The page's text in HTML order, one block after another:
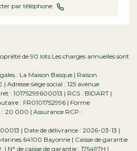
par téléphone
de 90 lots.Les charges annuelles sont
: La Maison Basque | Raison
Adresse siège social : 125 avenue
: 10175299600013 | RCS : BIDART |
: FR0101752996 | Forme
: 20 000 | Assurance RCP :
| Date de délivrance : 2026-03-13 |
64100 Bayonne | Caisse de garantie
N° de caisse de garantie : 175497H |